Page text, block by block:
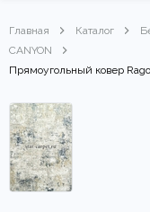
Главная Каталог
CANYON
Прямоугольный ковер